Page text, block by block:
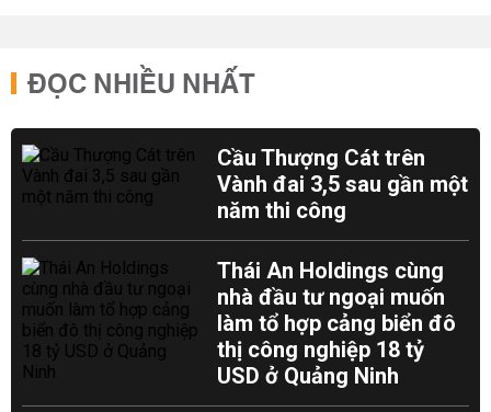
ĐỌC NHIỀU NHẤT
Cầu Thượng Cát trên
Vành đai 3,5 sau gần một
năm thi công
Thái An Holdings cùng
nhà đầu tư ngoại muốn
làm tổ hợp cảng biển đô
thị công nghiệp 18 tỷ
USD ở Quảng Ninh